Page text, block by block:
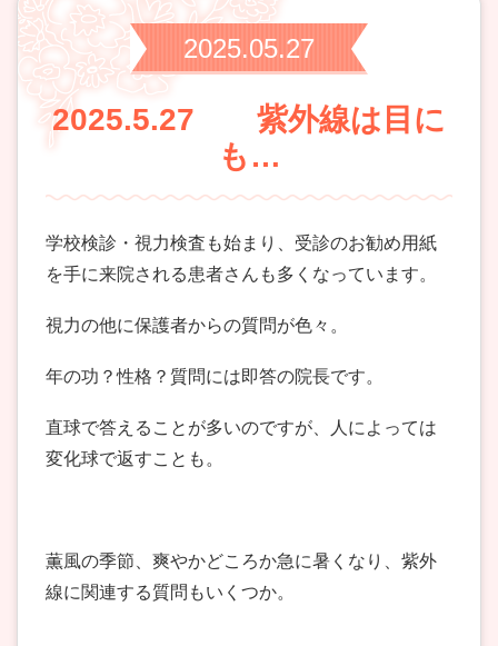
2025.05.27
2025.5.27 紫外線は目に
も…
学校検診・視力検査も始まり、受診のお勧め用紙
を手に来院される患者さんも多くなっています。
視力の他に保護者からの質問が色々。
年の功？性格？質問には即答の院長です。
直球で答えることが多いのですが、人によっては
変化球で返すことも。
薫風の季節、爽やかどころか急に暑くなり、紫外
線に関連する質問もいくつか。